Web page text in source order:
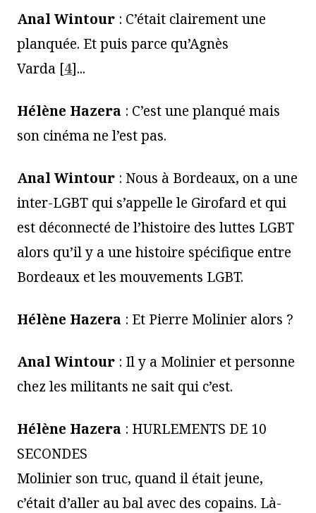
Anal Wintour : C’était clairement une
planquée. Et puis parce qu’Agnès
Varda [4]...
Hélène Hazera : C’est une planqué mais
son cinéma ne l’est pas.
Anal Wintour : Nous à Bordeaux, on a une
inter-LGBT qui s’appelle le Girofard et qui
est déconnecté de l’histoire des luttes LGBT
alors qu’il y a une histoire spécifique entre
Bordeaux et les mouvements LGBT.
Hélène Hazera : Et Pierre Molinier alors ?
Anal Wintour : Il y a Molinier et personne
chez les militants ne sait qui c’est.
Hélène Hazera : HURLEMENTS DE 10
SECONDES
Molinier son truc, quand il était jeune,
c’était d’aller au bal avec des copains. Là-